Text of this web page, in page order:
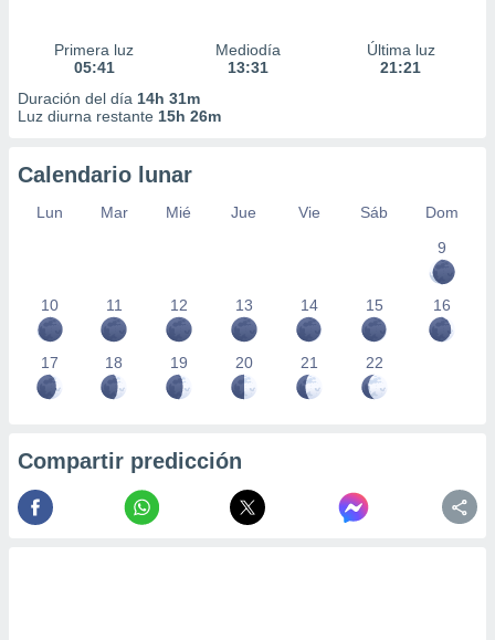
Primera luz
05:41
Mediodía
13:31
Última luz
21:21
Duración del día 14h 31m
Luz diurna restante 15h 26m
Calendario lunar
Lun Mar Mié Jue Vie Sáb
Dom
9
10 11 12 13 14 15 16
17 18 19 20 21 22
Compartir predicción